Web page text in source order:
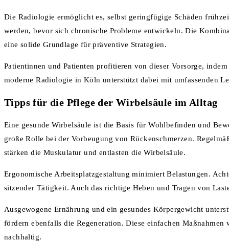
Die Radiologie ermöglicht es, selbst geringfügige Schäden
werden, bevor sich chronische Probleme entwickeln. Die
eine solide Grundlage für präventive Strategien.
Patientinnen und Patienten profitieren von dieser Vorsorge,
moderne Radiologie in Köln unterstützt dabei mit umfassenden
Tipps für die Pflege der Wirbelsäule im Alltag
Eine gesunde Wirbelsäule ist die Basis für Wohlbefinden und
große Rolle bei der Vorbeugung von Rückenschmerzen.
stärken die Muskulatur und entlasten die Wirbelsäule.
Ergonomische Arbeitsplatzgestaltung minimiert Belastungen.
sitzender Tätigkeit. Auch das richtige Heben und Tragen von
Ausgewogene Ernährung und ein gesundes Körpergewicht
fördern ebenfalls die Regeneration. Diese einfachen
nachhaltig.